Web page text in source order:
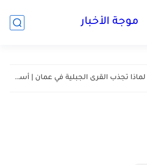
موجة الأخبار
لماذا تجذب القرى الجبلية في عمان | أسرار القرى الجبلية...